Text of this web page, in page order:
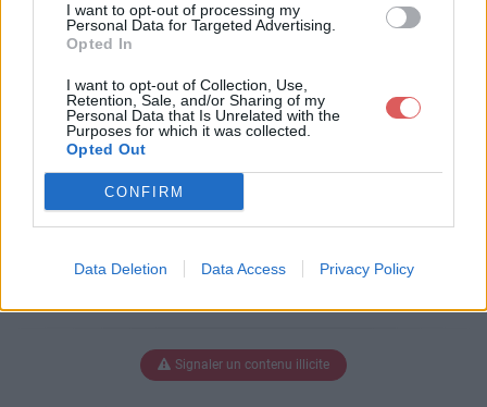
I want to opt-out of processing my
Personal Data for Targeted Advertising.
Opted In
I want to opt-out of Collection, Use,
Retention, Sale, and/or Sharing of my
Personal Data that Is Unrelated with the
Purposes for which it was collected.
Opted Out
CONFIRM
Data Deletion Data Access Privacy Policy
Télécharger temps_moderne (1).p
Télécharger le fichier (851 Ko)
Signaler un contenu illicite